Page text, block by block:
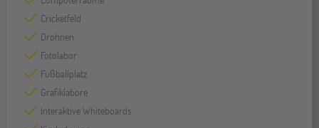
Cricketfeld
Drohnen
Fotolabor
Fußballplatz
Grafiklabore
Interaktive Whiteboards